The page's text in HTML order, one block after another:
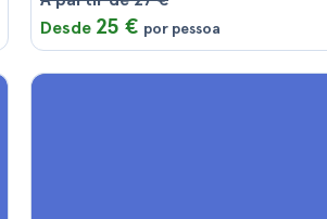
Desde 25 € por pessoa